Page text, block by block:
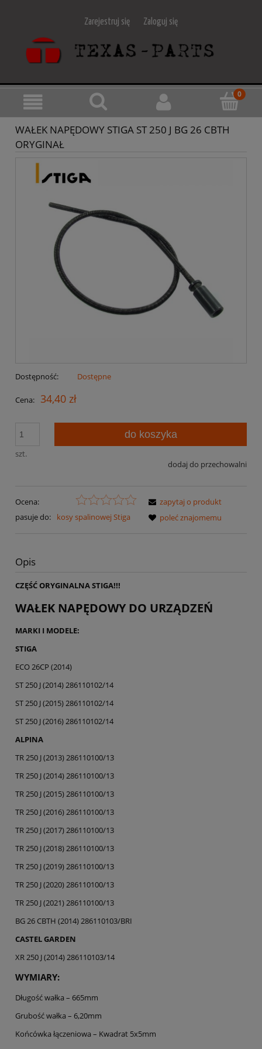
Zarejestruj się Zaloguj się
WAŁEK NAPĘDOWY STIGA ST 250 J BG 26 CBTH
ORYGINAŁ
Dostępność: Dostępne
Cena: 34,40 zł
szt.
do koszyka
dodaj do przechowalni
Ocena:
pasuje do:
kosy spalinowej Stiga
zapytaj o produkt
poleć znajomemu
Opis
CZĘŚĆ ORYGINALNA STIGA!!!
WAŁEK NAPĘDOWY DO URZĄDZEŃ
MARKI I MODELE:
STIGA
ECO 26CP (2014)
ST 250 J (2014) 286110102/14
ST 250 J (2015) 286110102/14
ST 250 J (2016) 286110102/14
ALPINA
TR 250 J (2013) 286110100/13
TR 250 J (2014) 286110100/13
TR 250 J (2015) 286110100/13
TR 250 J (2016) 286110100/13
TR 250 J (2017) 286110100/13
TR 250 J (2018) 286110100/13
TR 250 J (2019) 286110100/13
TR 250 J (2020) 286110100/13
TR 250 J (2021) 286110100/13
BG 26 CBTH (2014) 286110103/BRI
CASTEL GARDEN
XR 250 J (2014) 286110103/14
WYMIARY:
Długość wałka – 665mm
Grubość wałka – 6,20mm
Końcówka łączeniowa – Kwadrat 5x5mm